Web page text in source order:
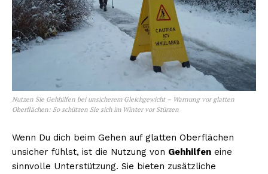
Erhalte unseren
kostenlosen Newsletter
Nutzen Sie Gehhilfen bei unsicherem Gleichgewicht – Warnung vor glatten
Oberflächen: So schützen Sie sich im Winter vor Stürzen
Wenn Du dich beim Gehen auf glatten Oberflächen
unsicher fühlst, ist die Nutzung von Gehhilfen eine
sinnvolle Unterstützung. Sie bieten zusätzliche